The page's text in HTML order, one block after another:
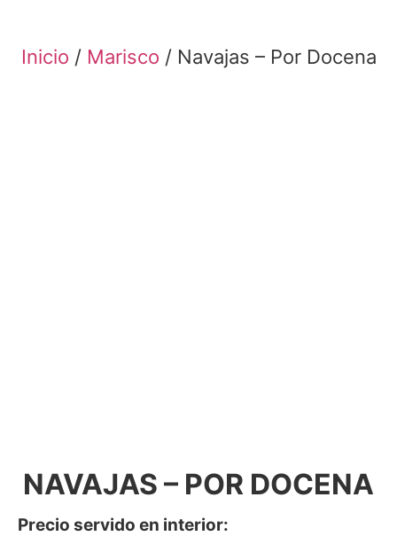
Inicio / Marisco / Navajas – Por Docena
NAVAJAS – POR DOCENA
Precio servido en interior: